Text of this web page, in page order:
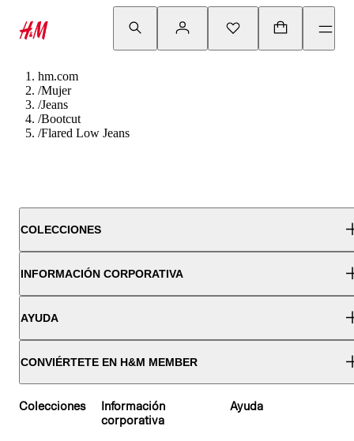
hm.com
/Mujer
/Jeans
/Bootcut
/Flared Low Jeans
COLECCIONES
INFORMACIÓN CORPORATIVA
AYUDA
CONVIÉRTETE EN H&M MEMBER
Colecciones
Información
corporativa
Ayuda